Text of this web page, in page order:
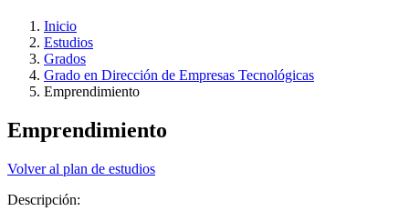
Inicio
Estudios
Grados
Grado en Dirección de Empresas Tecnológicas
Emprendimiento
Emprendimiento
Volver al plan de estudios
Descripción: